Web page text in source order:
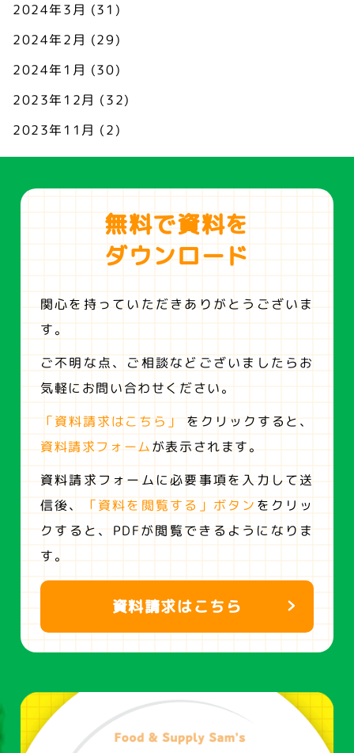
2024年3月 (31)
2024年2月 (29)
2024年1月 (30)
2023年12月 (32)
2023年11月 (2)
無料で資料を
ダウンロード
関心を持っていただきありがとうございま
す。
ご不明な点、ご相談などございましたらお
気軽にお問い合わせください。
「資料請求はこちら」
をクリックすると、
資料請求フォームが表示されます。
資料請求フォームに必要事項を入力して送
信後、
「資料を閲覧する」ボタン をクリッ
クすると、 PDFが閲覧できるようになりま
す。
資料請求はこちら